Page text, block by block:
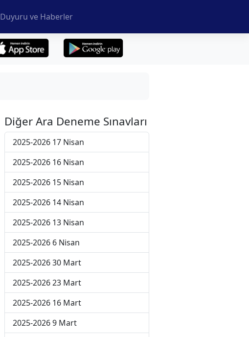
Duyuru ve Haberler
Diğer Ara Deneme Sınavları
2025-2026 17 Nisan
2025-2026 16 Nisan
2025-2026 15 Nisan
2025-2026 14 Nisan
2025-2026 13 Nisan
2025-2026 6 Nisan
2025-2026 30 Mart
2025-2026 23 Mart
2025-2026 16 Mart
2025-2026 9 Mart